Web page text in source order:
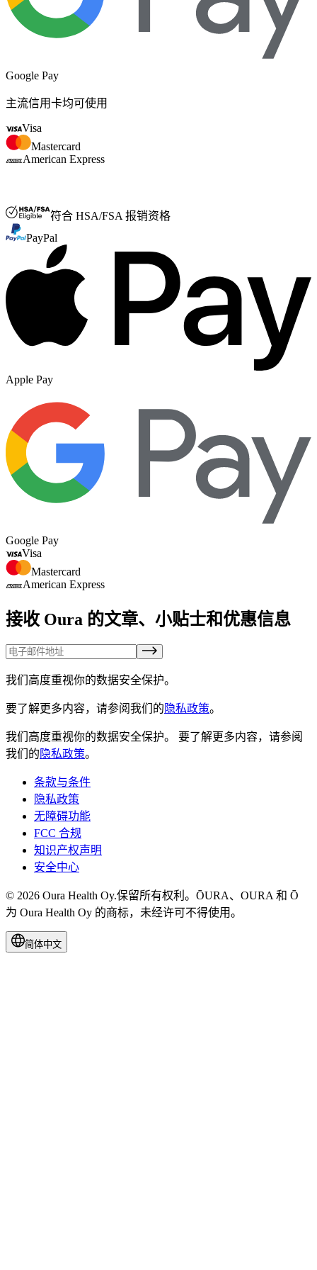
Google Pay
主流信用卡均可使用
Visa
Mastercard
American Express
符合 HSA/FSA 报销资格
PayPal
Apple Pay
Google Pay
Visa
Mastercard
American Express
接收 Oura 的文章、小贴士和优惠信息
我们高度重视你的数据安全保护。
要了解更多内容，请参阅我们的 隐私政策。
我们高度重视你的数据安全保护。
要了解更多内容，请参阅
我们的 隐私政策。
条款与条件
隐私政策
无障碍功能
FCC 合规
知识产权声明
安全中心
© 2026 Oura Health Oy.保留所有权利。ŌURA、OURA 和 Ō
为 Oura Health Oy 的商标，未经许可不得使用。
简体中文